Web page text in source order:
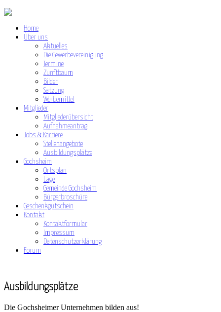
Home
Über uns
Aktuelles
Die Gewerbevereinigung
Termine
Zunftbaum
Bilder
Satzung
Werbemittel
Mitglieder
Mitgliederübersicht
Aufnahmeantrag
Jobs & Karriere
Stellenangebote
Ausbildungsplätze
Gochsheim
Ortsplan
Lage
Gemeinde Gochsheim
Bürgerbroschüre
Geschenkgutschein
Kontakt
Kontaktformular
Impressum
Datenschutzerklärung
Forum
Ausbildungsplätze
Die Gochsheimer Unternehmen bilden aus!